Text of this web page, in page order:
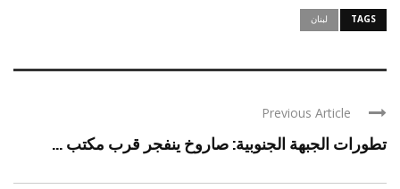
TAGS لبنان
Previous Article
تطورات الجبهة الجنوبية: صاروخ ينفجر قرب مكتب ...